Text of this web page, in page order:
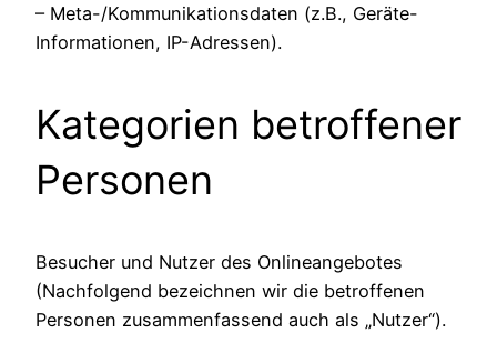
– Meta-/Kommunikationsdaten (z.B., Geräte-
Informationen, IP-Adressen).
Kategorien betroffener
Personen
Besucher und Nutzer des Onlineangebotes
(Nachfolgend bezeichnen wir die betroffenen
Personen zusammenfassend auch als „Nutzer“).